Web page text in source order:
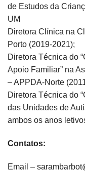
de Estudos da
UM
Diretora Clínica na
Porto (2019-2021);
Diretora Técnica do
Apoio Familiar” na
– APPDA-Norte
Diretora Técnica do
das Unidades de
ambos os anos
Contatos:
Email –